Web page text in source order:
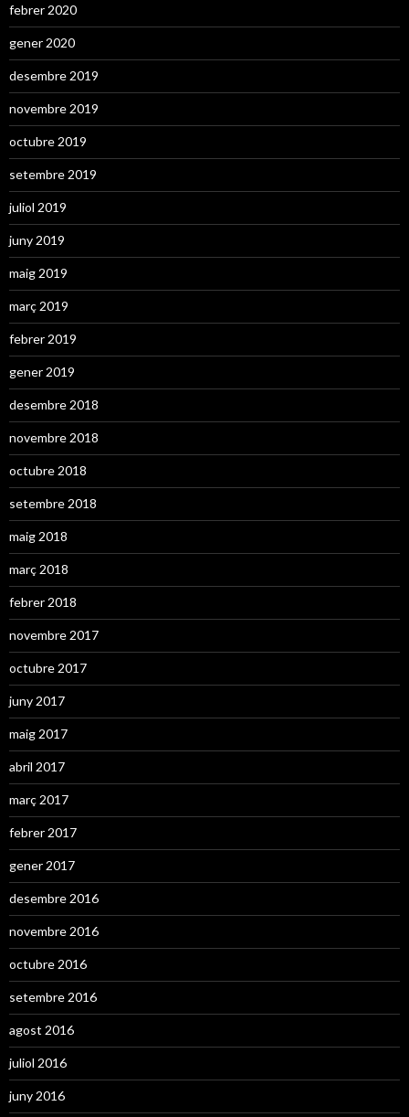
febrer 2020
gener 2020
desembre 2019
novembre 2019
octubre 2019
setembre 2019
juliol 2019
juny 2019
maig 2019
març 2019
febrer 2019
gener 2019
desembre 2018
novembre 2018
octubre 2018
setembre 2018
maig 2018
març 2018
febrer 2018
novembre 2017
octubre 2017
juny 2017
maig 2017
abril 2017
març 2017
febrer 2017
gener 2017
desembre 2016
novembre 2016
octubre 2016
setembre 2016
agost 2016
juliol 2016
juny 2016